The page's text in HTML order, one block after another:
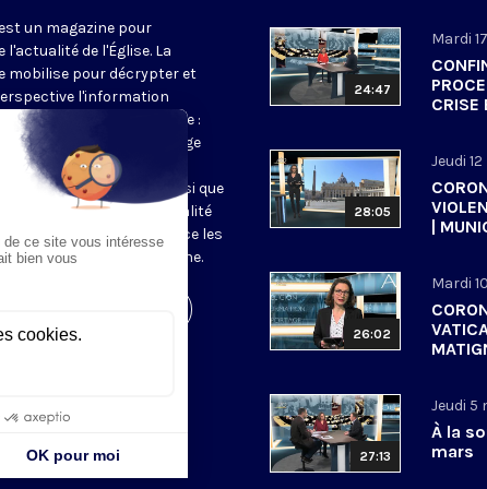
un magazine pour
de l'Église. La
mobilise pour décrypter et
l'information
la semaine. Au programme :
de presse, décryptage
des directeurs de
la presse chrétienne, ainsi que
le regard décalé sur l'actualité
Retrouvez À la Source les
à 21h45 sur notre antenne.
24:47
Mardi
CRISE
28:05
Jeudi
|
26:02
Mardi
27:13
Jeudi 5
À la
mars